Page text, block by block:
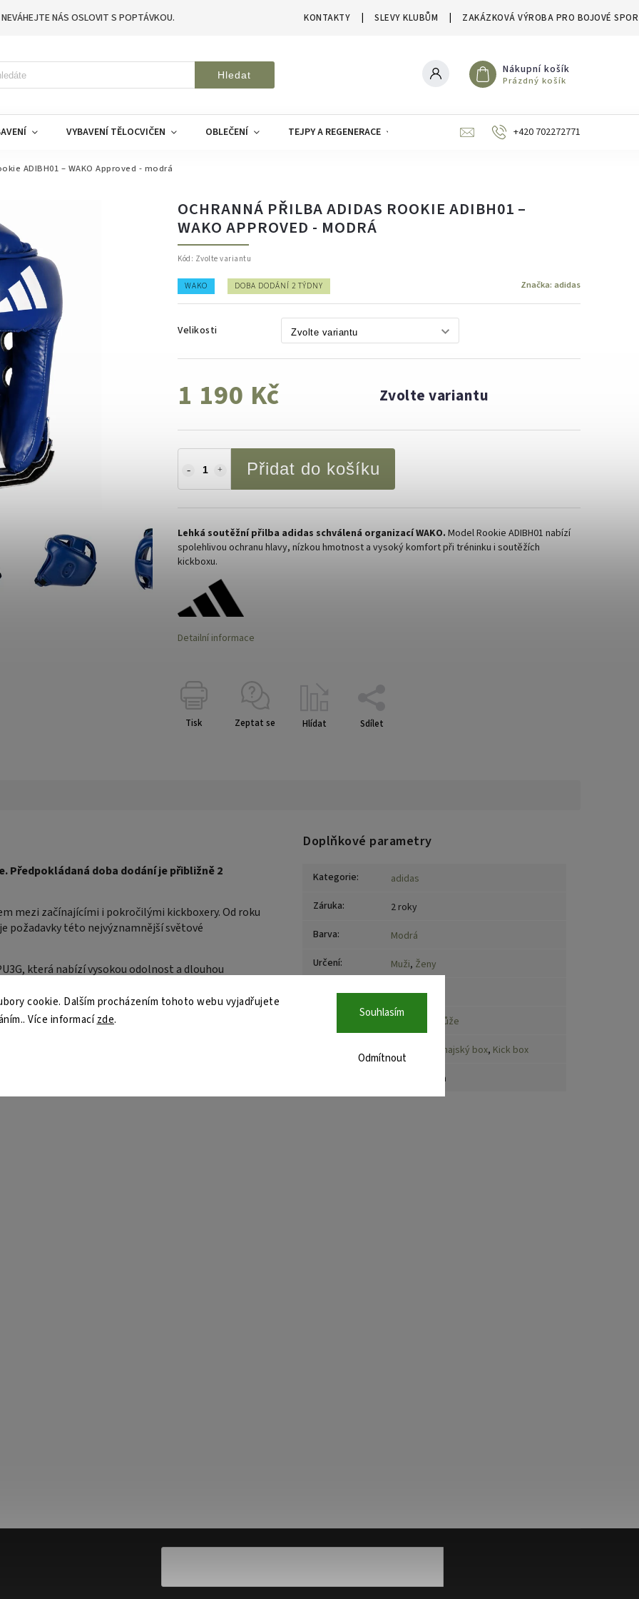
cookie. Dalším procházením tohoto webu vyjadřujete
Více informacízde.
Odmítnout
Souhlasím
NÁS OSLOVIT S POPTÁVKOU. KONTAKTY SLEVY KLUBŮM ZAKÁZKOVÁ VÝROBA PRO BOJOVÉ
Hledat Nákupní košík
Prázdný košík
VYBAVENÍ TĚLOCVIČEN OBLEČENÍ TEJPY A REGENERACE SLEVY A VÝPRODEJE
+420 702272771
ADIBH01 – WAKO Approved - modrá
OCHRANNÁ PŘILBA ADIDAS ROOKIE ADIBH01 –
WAKO APPROVED - MODRÁ
Kód: Zvolte variantu
WAKO DOBA DODÁNÍ 2 TÝDNY Značka: adidas
Velikosti
1 190 Kč Zvolte variantu
Přidat do košíku
Lehká soutěžní přilba adidas schválená organizací WAKO. Model Rookie ADIBH01 nabízí
spolehlivou ochranu hlavy, nízkou hmotnost a vysoký komfort při tréninku i soutěžích
kickboxu.
Detailní informace
Tisk Zeptat se Hlídat Sdílet
Předpokládaná doba dodání je přibližně 2
mezi začínajícími i pokročilými kickboxery. Od roku
požadavky této nejvýznamnější světové
která nabízí vysokou odolnost a dlouhou
výplň pro efektivní tlumení nárazů a zvýšení
sedí na hlavě, neomezuje pohyb a umožňuje
pomáhá přizpůsobit velikost individuálním
i začínající sportovce, kteří hledají certifikovanou
Doplňkové parametry
Kategorie:
adidas
Záruka:
2 roky
Barva:
Modrá
Určení: Muži, Ženy
Značka:
Adidas
Syntetická kůže
Box Thajský box, Kick box
Helma, Přilba